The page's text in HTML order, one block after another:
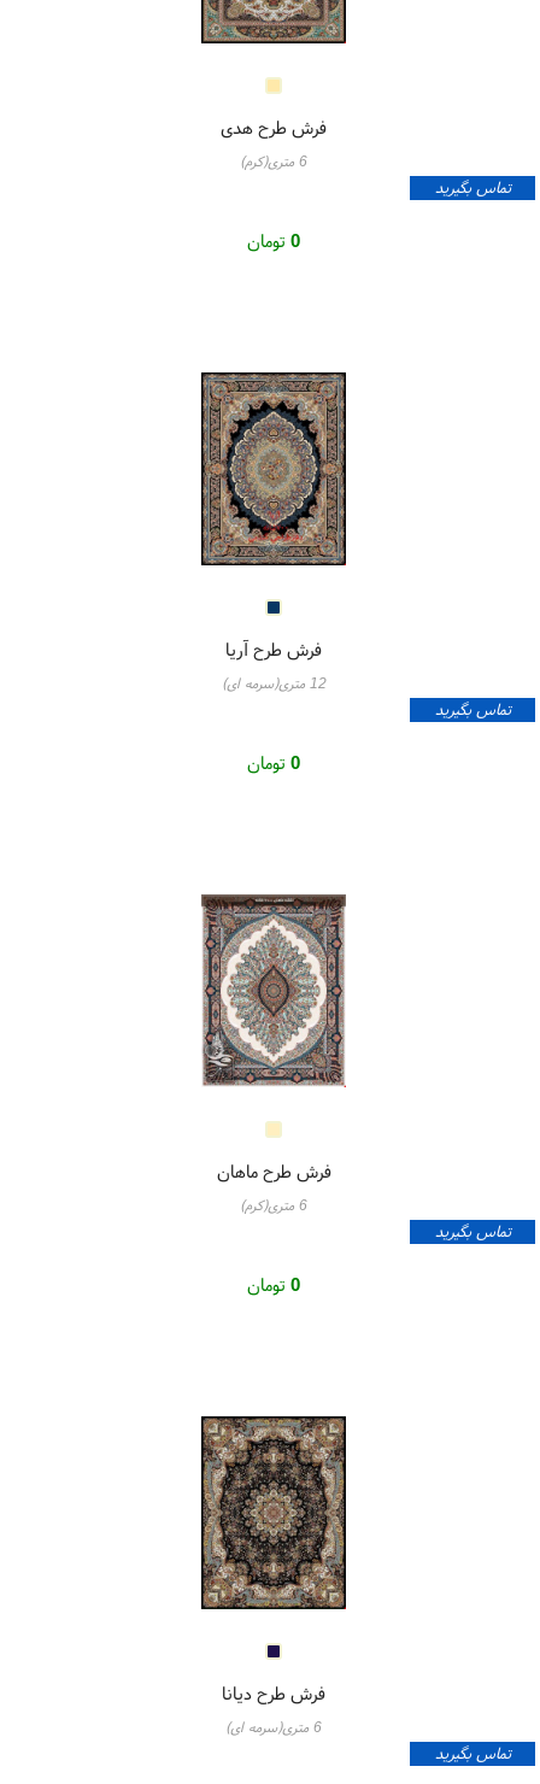
فرش طرح هدی
6 متری(کرم)
تماس بگیرید
0تومان
فرش طرح آریا
12 متری(سرمه ای)
تماس بگیرید
0تومان
فرش طرح ماهان
6 متری(کرم)
تماس بگیرید
0تومان
فرش طرح دیانا
6 متری(سرمه ای)
تماس بگیرید